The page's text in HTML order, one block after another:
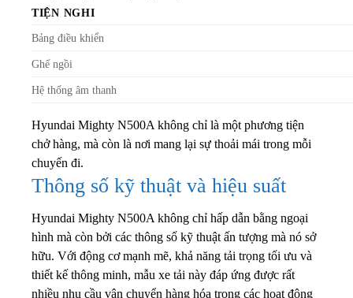
TIỆN NGHI
Bảng điều khiển
Ghế ngồi
Hệ thống âm thanh
Hyundai Mighty N500A không chỉ là một phương tiện
chở hàng, mà còn là nơi mang lại sự thoải mái trong mỗi
chuyến đi.
Thông số kỹ thuật và hiệu suất
Hyundai Mighty N500A không chỉ hấp dẫn bằng ngoại
hình mà còn bởi các thông số kỹ thuật ấn tượng mà nó sở
hữu. Với động cơ mạnh mẽ, khả năng tải trọng tối ưu và
thiết kế thông minh, mẫu xe tải này đáp ứng được rất
nhiều nhu cầu vận chuyển hàng hóa trong các hoạt động